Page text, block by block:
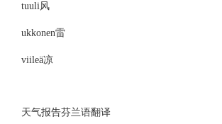
tuuli风
ukkonen雷
viileä凉
天气报告芬兰语翻译